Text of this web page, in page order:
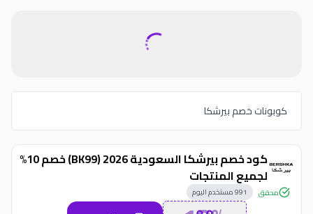
كوبونات خصم بيرشكا
كود خصم بيرشكا السعودية 2026 (BK99) خصم 10%
لجميع المنتجات
محقق 991مستخدم اليوم